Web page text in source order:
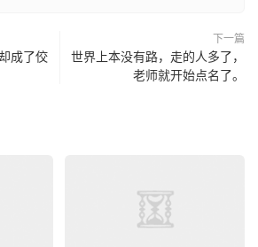
成了佼
下一篇
世界上本没有路，走的人多了，
老师就开始点名了。